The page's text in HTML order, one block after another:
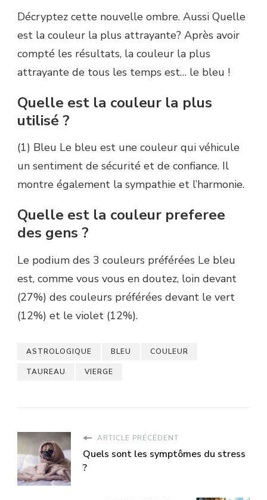
Décryptez cette nouvelle ombre. Aussi Quelle
est la couleur la plus attrayante? Après avoir
compté les résultats, la couleur la plus
attrayante de tous les temps est… le bleu !
Quelle est la couleur la plus
utilisé ?
(1) Bleu Le bleu est une couleur qui véhicule
un sentiment de sécurité et de confiance. Il
montre également la sympathie et l’harmonie.
Quelle est la couleur preferee
des gens ?
Le podium des 3 couleurs préférées Le bleu
est, comme vous vous en doutez, loin devant
(27%) des couleurs préférées devant le vert
(12%) et le violet (12%).
ASTROLOGIQUE BLEU COULEUR
TAUREAU VIERGE
ARTICLE PRÉCÉDENT
Quels sont les symptômes du stress
?